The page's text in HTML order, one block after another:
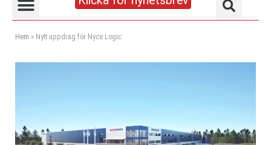
Hem » Nytt uppdrag för Nyce Logic